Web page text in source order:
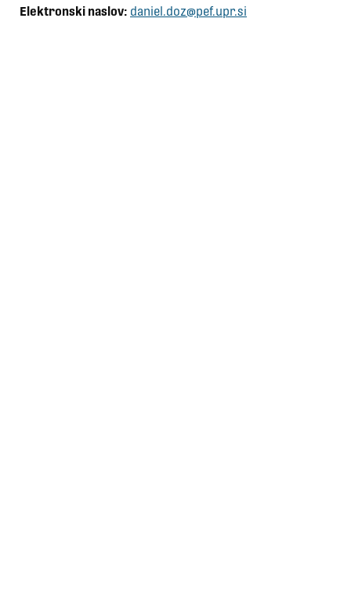
Elektronski naslov: daniel.doz@pef.upr.si